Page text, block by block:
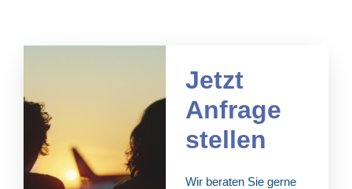
Jetzt
Anfrage
stellen
Wir beraten Sie gerne